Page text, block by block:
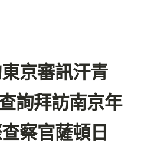
京審訊汗青
詢拜訪南京年
察官薩頓日